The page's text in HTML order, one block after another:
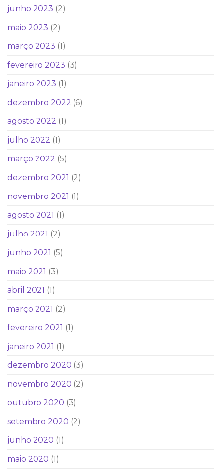
junho 2023 (2)
maio 2023 (2)
março 2023 (1)
fevereiro 2023 (3)
janeiro 2023 (1)
dezembro 2022 (6)
agosto 2022 (1)
julho 2022 (1)
março 2022 (5)
dezembro 2021 (2)
novembro 2021 (1)
agosto 2021 (1)
julho 2021 (2)
junho 2021 (5)
maio 2021 (3)
abril 2021 (1)
março 2021 (2)
fevereiro 2021 (1)
janeiro 2021 (1)
dezembro 2020 (3)
novembro 2020 (2)
outubro 2020 (3)
setembro 2020 (2)
junho 2020 (1)
maio 2020 (1)